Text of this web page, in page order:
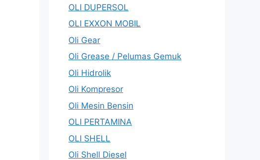
OLI DUPERSOL
OLI EXXON MOBIL
Oli Gear
Oli Grease / Pelumas Gemuk
Oli Hidrolik
Oli Kompresor
Oli Mesin Bensin
OLI PERTAMINA
OLI SHELL
Oli Shell Diesel